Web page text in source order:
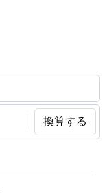
換算する